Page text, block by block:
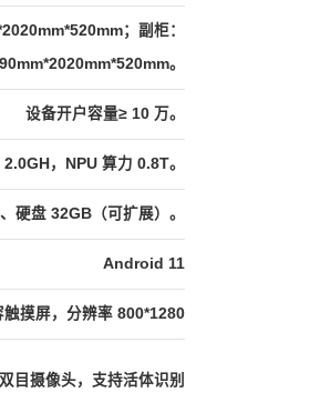
；副柜：
。
设备开户容量≥ 10 万。
，NPU 算力 0.8T。
硬盘 32GB（可扩展）。
Android 11
摸屏，分辨率 800*1280
目摄像头，支持活体识别